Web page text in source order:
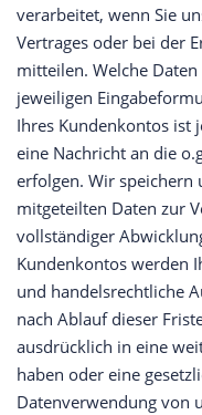
verarbeitet, wenn Sie
Vertrages oder bei der
mitteilen. Welche
jeweiligen
Ihres Kundenkontos ist
eine Nachricht an die
erfolgen. Wir speichern
mitgeteilten Daten zur
vollständiger
Kundenkontos werden
und handelsrechtliche
nach Ablauf dieser
ausdrücklich in eine
haben oder eine
Datenverwendung von